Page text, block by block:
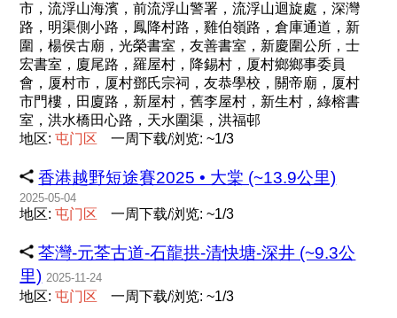
市，流浮山海濱，前流浮山警署，流浮山迴旋處，深灣
路，明渠側小路，鳳降村路，雞伯嶺路，倉庫通道，新
圍，楊侯古廟，光榮書室，友善書室，新慶圍公所，士
宏書室，廈尾路，羅屋村，降錫村，厦村鄉鄉事委員
會，厦村市，厦村鄧氏宗祠，友恭學校，關帝廟，厦村
市門樓，田廈路，新屋村，舊李屋村，新生村，綠榕書
室，洪水橋田心路，天水圍渠，洪福邨
地区:屯门 区 一周下载/浏览: ~1/3
香港越野短途賽2025 • 大棠 (~13.9公里)
2025-05-04
地区:屯门 区 一周下载/浏览: ~1/3
荃灣-元荃古道-石龍拱-清快塘-深井 (~9.3公
里) 2025-11-24
地区:屯门 区 一周下载/浏览: ~1/3